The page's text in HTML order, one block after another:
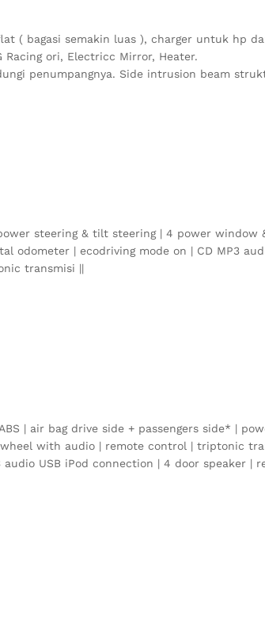
( bagasi semakin luas ), charger untuk hp
ori, Electricc Mirror, Heater.
penumpangnya. Side intrusion beam
steering & tilt steering | 4 power
| ecodriving mode on | CD MP3
transmisi ||
| air bag drive side + passengers side* |
with audio | remote control | triptonic
USB iPod connection | 4 door speaker |